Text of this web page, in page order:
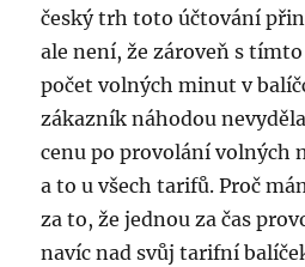
český trh toto účtování
ale není, že zároveň s
počet volných minut v
zákazník náhodou
cenu po provolání volných
a to u všech tarifů. Proč
za to, že jednou za čas
navíc nad svůj tarifní